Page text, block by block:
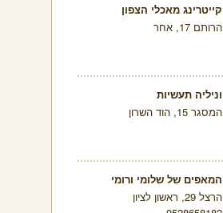
קייטרינג מאכלי הצפון
הרותם 17, אחר
וניליה תעשיות
המסגר 15, הוד השרון
המאפים של שלומי ורומי
הרצל 29, ראשון לציון